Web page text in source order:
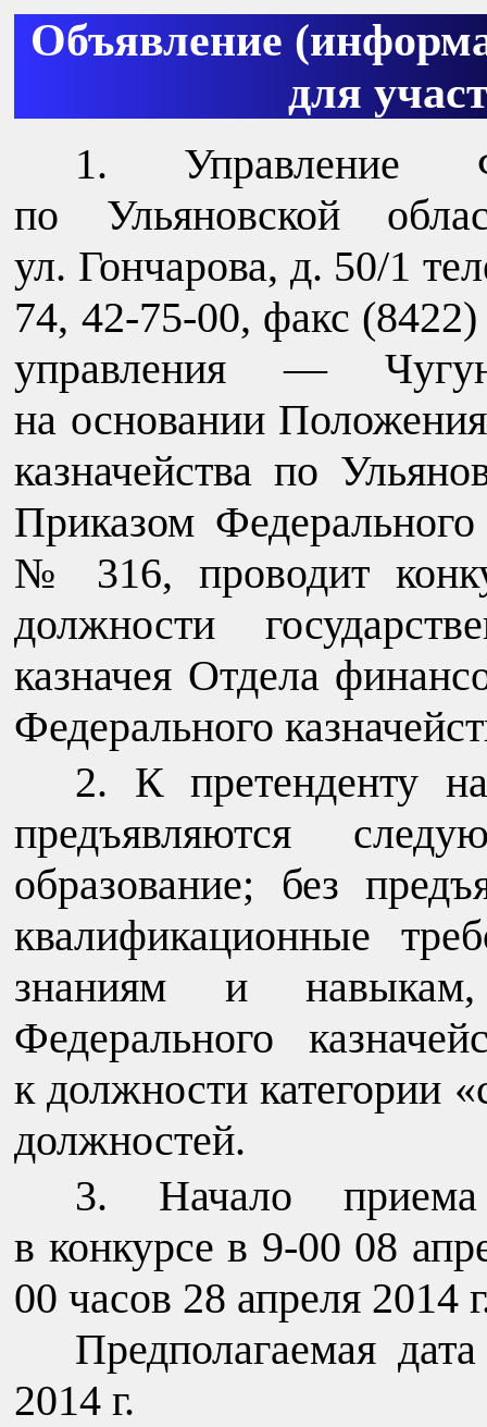
Объявление
для
Управление
по Ульяновской
ул. Гончарова, д. 50/1
74, 42-75-00, факс
управления —
на основании
казначейства по
Приказом Федерального
№ 316, проводит
должности
казначея Отдела
Федерального
К претенденту
предъявляются
образование; без
квалификационные
знаниям и навыкам,
Федерального
к должности категории
должностей.
Начало
в конкурсе в 9-00 08
00 часов 28 апреля 2014
Предполагаемая
2014 г.